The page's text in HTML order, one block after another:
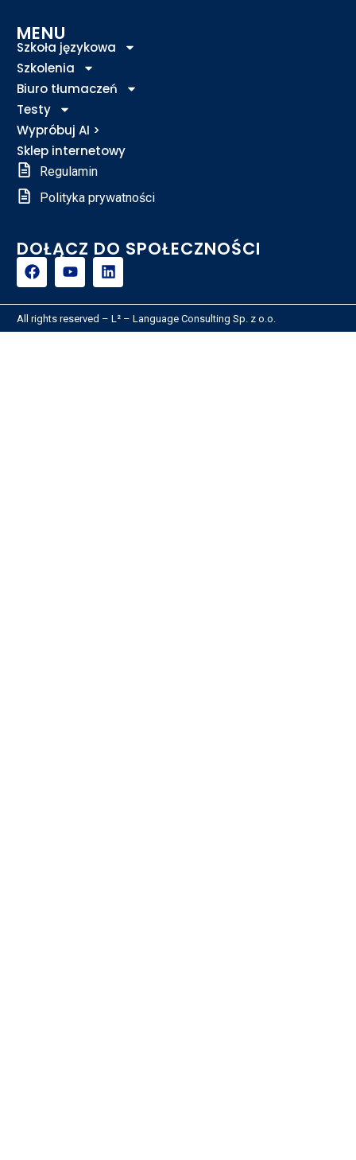
MENU
Szkoła językowa
Szkolenia
Biuro tłumaczeń
Testy
Wypróbuj AI >
Sklep internetowy
Regulamin
Polityka prywatności
DOŁĄCZ DO SPOŁECZNOŚCI
All rights reserved – L² – Language Consulting Sp. z o.o.